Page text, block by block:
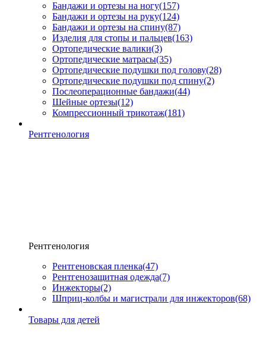
Бандажи и ортезы на ногу(157)
Бандажи и ортезы на руку(124)
Бандажи и ортезы на спину(87)
Изделия для стопы и пальцев(163)
Ортопедические валики(3)
Ортопедические матрасы(35)
Ортопедические подушки под голову(28)
Ортопедические подушки под спину(2)
Послеоперационные бандажи(44)
Шейные ортезы(12)
Компрессионный трикотаж(181)
Рентгенология
Рентгенология
Рентгеновская пленка(47)
Рентгенозащитная одежда(7)
Инжекторы(2)
Шприц-колбы и магистрали для инжекторов(68)
Товары для детей